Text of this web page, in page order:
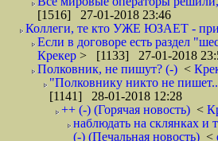
[1516] 27-01-2018 23:46
Коллеги, те кто УЖЕ ЮЗАЕТ -
Если в договоре есть раздел
Крекер > [1133] 27-01-2018
Полковник, не пишут? (-) <
"Полковнику никто не
[1141] 28-01-2018 12:28
++ (-) (Горячая новость) <
наблюдать на склянках и
(-) (Печальная новость) <